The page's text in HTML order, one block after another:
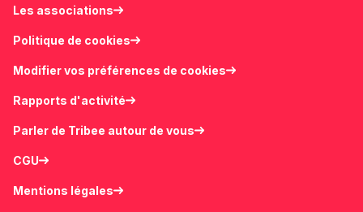
Les associations
Politique de cookies
Modifier vos préférences de cookies
Rapports d'activité
Parler de Tribee autour de vous
CGU
Mentions légales